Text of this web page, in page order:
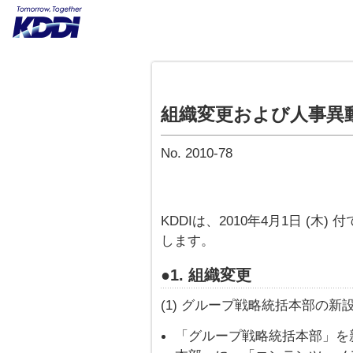
組織変更および人事異
No. 2010-78
KDDIは、2010年4月1日 (木)
します。
●1. 組織変更
(1) グループ戦略統括本部の新
「グループ戦略統括本部」